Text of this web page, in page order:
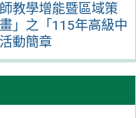
教學增能暨區域策
」之「115年高級中
動簡章